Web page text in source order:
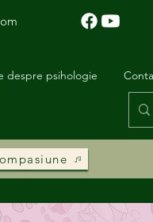
despre psihologie